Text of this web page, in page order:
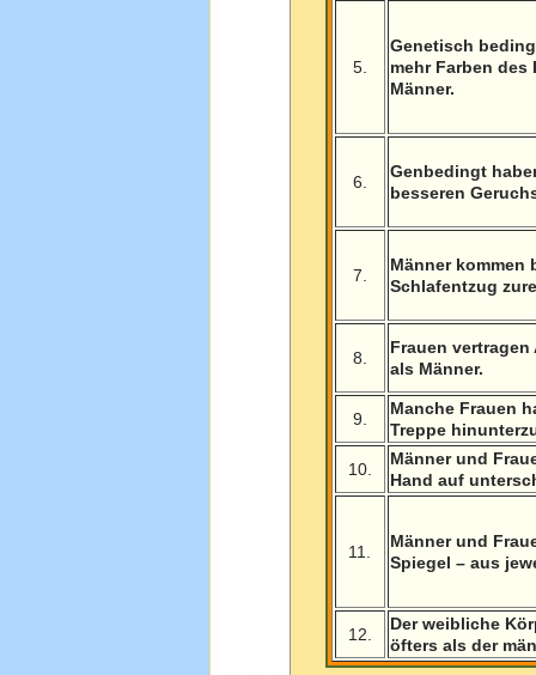
5.
Genetisch
mehr Farben des
Männer.
6.
Genbedingt
besseren
7.
Männer kommen
Schlafentzug
8.
Frauen
als Männer.
9.
Manche Frauen
Treppe
10.
Männer und
Hand auf
11.
Männer und
Spiegel – aus
12.
Der weibliche
öfters als der